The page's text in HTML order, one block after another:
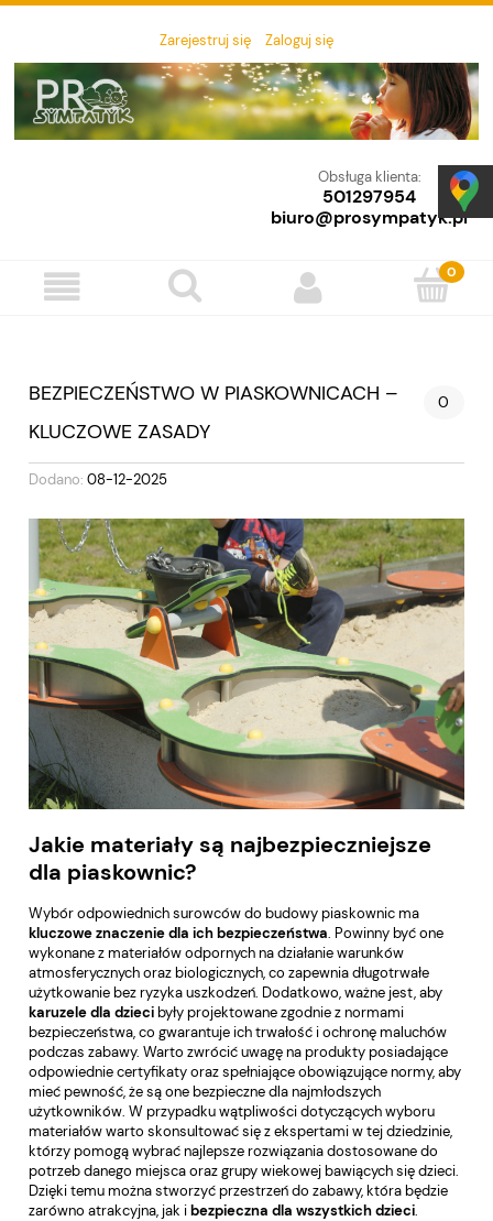
Zarejestruj się Zaloguj się
Obsługa klienta:
501297954
biuro@prosympatyk.pl
BEZPIECZEŃSTWO W PIASKOWNICACH –
KLUCZOWE ZASADY
0
Dodano: 08-12-2025
Jakie materiały są najbezpieczniejsze
dla piaskownic?
Wybór odpowiednich surowców do budowy piaskownic ma
kluczowe znaczenie dla ich bezpieczeństwa. Powinny być one
wykonane z materiałów odpornych na działanie warunków
atmosferycznych oraz biologicznych, co zapewnia długotrwałe
użytkowanie bez ryzyka uszkodzeń. Dodatkowo, ważne jest, aby
karuzele dla dziecibyły projektowane zgodnie z normami
bezpieczeństwa, co gwarantuje ich trwałość i ochronę maluchów
podczas zabawy. Warto zwrócić uwagę na produkty posiadające
odpowiednie certyfikaty oraz spełniające obowiązujące normy, aby
mieć pewność, że są one bezpieczne dla najmłodszych
użytkowników. W przypadku wątpliwości dotyczących wyboru
materiałów warto skonsultować się z ekspertami w tej dziedzinie,
którzy pomogą wybrać najlepsze rozwiązania dostosowane do
potrzeb danego miejsca oraz grupy wiekowej bawiących się dzieci.
Dzięki temu można stworzyć przestrzeń do zabawy, która będzie
zarówno atrakcyjna, jak ibezpieczna dla wszystkich dzieci.